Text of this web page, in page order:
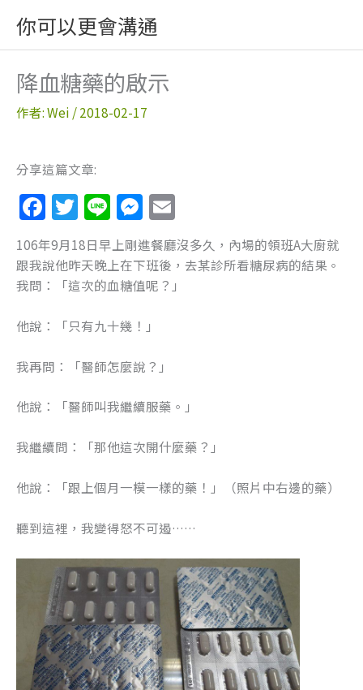
主
你可以更會溝通
降血糖藥的啟示
作者:Wei /2018-02-17
分享這篇文章:
F
a
c
e
o
o
T
w
itt
er
Li
n
e
M
e
ss
e
g
er
m
ai
l
106年9月18日早上剛進餐廳沒多久，內場的領班A大廚就
跟我說他昨天晚上在下班後，去某診所看糖尿病的結果。
我問：「這次的血糖值呢？」
他說：「只有九十幾！」
我再問：「醫師怎麼說？」
他說：「醫師叫我繼續服藥。」
我繼續問：「那他這次開什麼藥？」
他說：「跟上個月一模一樣的藥！」（照片中右邊的藥）
聽到這裡，我變得怒不可遏……